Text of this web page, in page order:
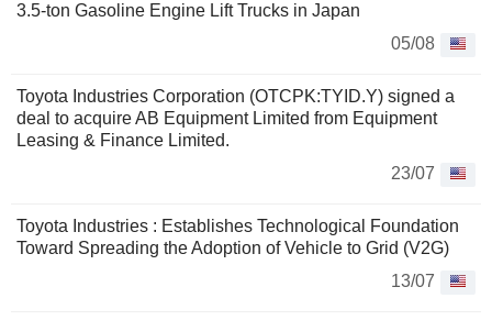
3.5-ton Gasoline Engine Lift Trucks in Japan
05/08
Toyota Industries Corporation (OTCPK:TYID.Y) signed a
deal to acquire AB Equipment Limited from Equipment
Leasing & Finance Limited.
23/07
Toyota Industries : Establishes Technological Foundation
Toward Spreading the Adoption of Vehicle to Grid (V2G)
13/07